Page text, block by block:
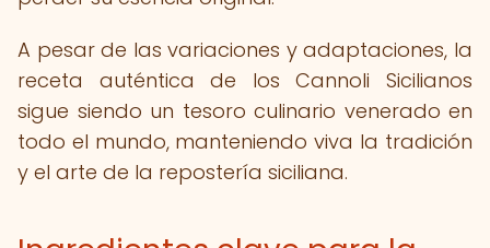
A pesar de las variaciones y adaptaciones, la
receta auténtica de los Cannoli Sicilianos
sigue siendo un tesoro culinario venerado en
todo el mundo, manteniendo viva la tradición
y el arte de la repostería siciliana.